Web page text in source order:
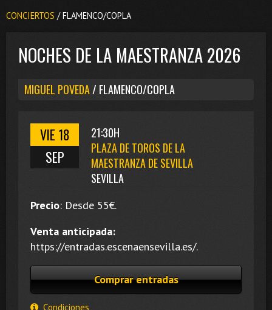
CONCIERTOS / FLAMENCO/COPLA
NOCHES DE LA MAESTRANZA 2026
MIGUEL POVEDA/ FLAMENCO/COPLA
VIE 18
SEP
21:30H
PLAZA DE TOROS DE LA
MAESTRANZA DE SEVILLA
SEVILLA
Precio: Desde 55€.
Venta anticipada:
https://entradas.escenaensevilla.es/.
Comprar entradas
Condiciones